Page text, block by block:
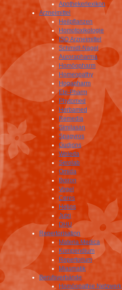
Apothekerlexikon
Arzneimittel
Heilpflanzen
Homotoxikologie
ISO Arzneimittel
Schmidt-Nagel
Aurorapharma
Homöopharm
Homeopathy
Hogapharm
Ebi-Pharm
Phytomed
Herbamed
Remedia
Similasan
Spagyros
Gudjons
Weleda
Serolab
Omida
Boiron
Vogel
Ceres
Helios
Jutzi
DHU
Repertorisation
Materia Medica
Kompendium
Repertorium
Miasmatik
Berufsverbände
Homöopathie Netzwerk